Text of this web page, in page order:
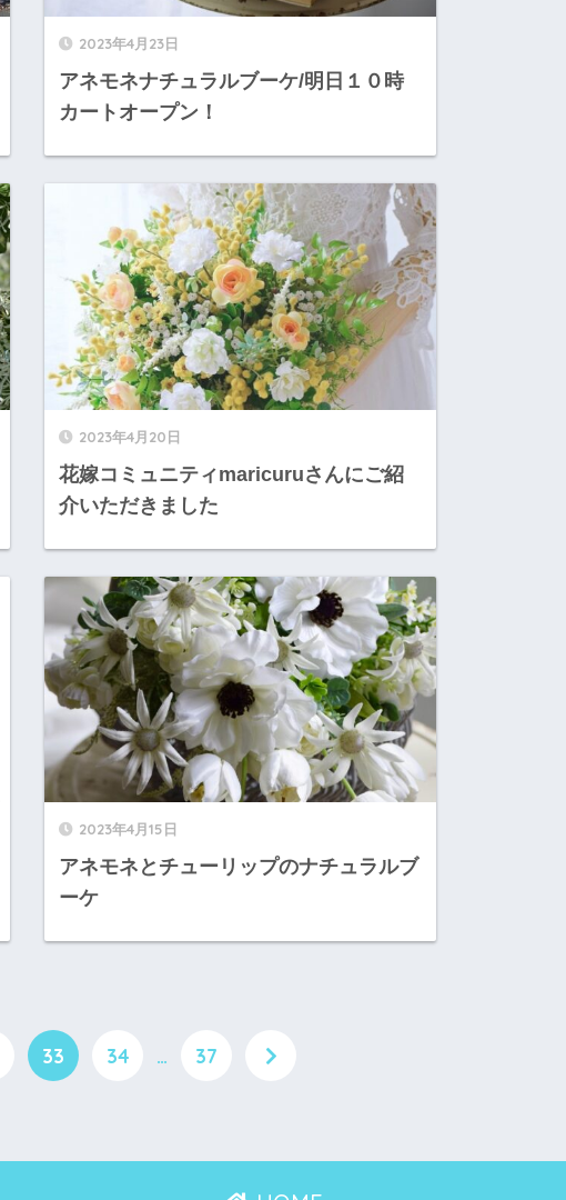
2023年4月23日
アネモネナチュラルブーケ/明日１０時
カートオープン！
2023年4月20日
花嫁コミュニティmaricuruさんにご紹
介いただきました
2023年4月15日
アネモネとチューリップのナチュラルブ
ーケ
33 34 … 37